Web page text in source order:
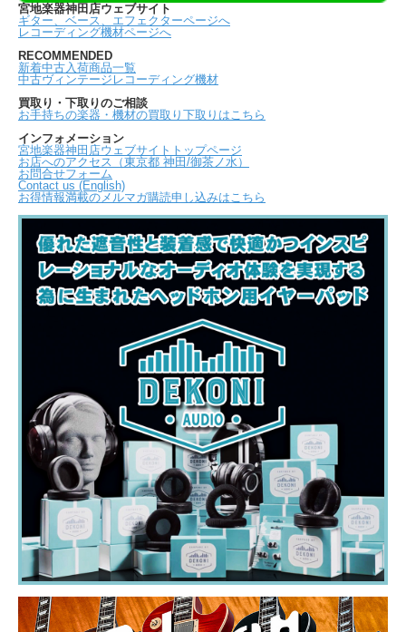
宮地楽器神田店ウェブサイト
ギター、ベース、エフェクターページへ
レコーディング機材ページへ
RECOMMENDED
新着中古入荷商品一覧
中古ヴィンテージレコーディング機材
買取り・下取りのご相談
お手持ちの楽器・機材の買取り下取りはこちら
インフォメーション
宮地楽器神田店ウェブサイトトップページ
お店へのアクセス（東京都 神田/御茶ノ水）
お問合せフォーム
Contact us (English)
お得情報満載のメルマガ購読申し込みはこちら